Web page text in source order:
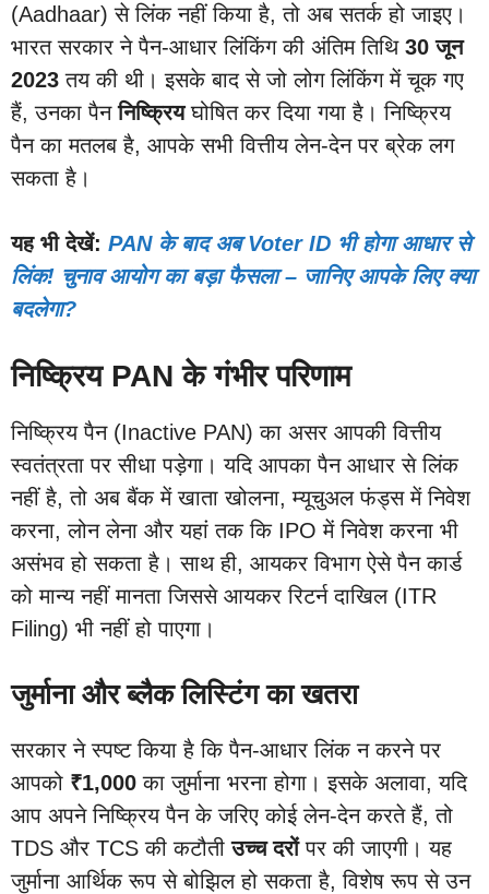
(Aadhaar) से लिंक नहीं किया है, तो अब सतर्क हो जाइए।
भारत सरकार ने पैन-आधार लिंकिंग की अंतिम तिथि 30 जून
2023 तय की थी। इसके बाद से जो लोग लिंकिंग में चूक गए
हैं, उनका पैननिष्क्रियघोषित कर दिया गया है। निष्क्रिय
पैन का मतलब है, आपके सभी वित्तीय लेन-देन पर ब्रेक लग
सकता है।
यह भी देखें: PAN के बाद अब Voter ID भी होगा आधार से
लिंक! चुनाव आयोग का बड़ा फैसला – जानिए आपके लिए क्या
बदलेगा?
निष्क्रिय PAN के गंभीर परिणाम
निष्क्रिय पैन (Inactive PAN) का असर आपकी वित्तीय
स्वतंत्रता पर सीधा पड़ेगा। यदि आपका पैन आधार से लिंक
नहीं है, तो अब बैंक में खाता खोलना, म्यूचुअल फंड्स में निवेश
करना, लोन लेना और यहां तक कि IPO में निवेश करना भी
असंभव हो सकता है। साथ ही, आयकर विभाग ऐसे पैन कार्ड
को मान्य नहीं मानता जिससे आयकर रिटर्न दाखिल (ITR
Filing) भी नहीं हो पाएगा।
जुर्माना और ब्लैक लिस्टिंग का खतरा
सरकार ने स्पष्ट किया है कि पैन-आधार लिंक न करने पर
आपको ₹1,000 का जुर्माना भरना होगा। इसके अलावा, यदि
आप अपने निष्क्रिय पैन के जरिए कोई लेन-देन करते हैं, तो
TDS और TCS की कटौतीउच्च दरोंपर की जाएगी। यह
जुर्माना आर्थिक रूप से बोझिल हो सकता है, विशेष रूप से उन